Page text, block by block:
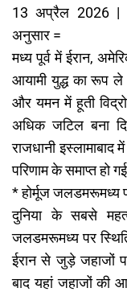
13 अप्रैल 2026 |
अनुसार =
मध्य पूर्व में ईरान,
आयामी युद्ध का रूप ले
और यमन में हूती
अधिक जटिल बना
राजधानी इस्लामाबाद
परिणाम के समाप्त हो
* होर्मूज जलडमरूमध्य
दुनिया के सबसे
जलडमरूमध्य पर
ईरान से जुड़े जहाजों
बाद यहां जहाजों की